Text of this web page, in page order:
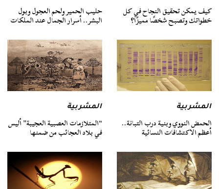
كيف يمكن تحقيق النجاح في كل
خطواتك وتصبح شخصًا مميزًا؟
حليب الحمير ولحم العجول وبول
البشر.. أسرار الجمال عند الملكات
المشربية
الحمض النووي وبنية درب التبانة..
أعظم الاكتشافات النسائية
المشربية
“المتلازمات العصبية العجيبة” أليس
في بلاد العجائب من ضمنها